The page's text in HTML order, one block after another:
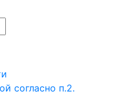
согласно п.2.